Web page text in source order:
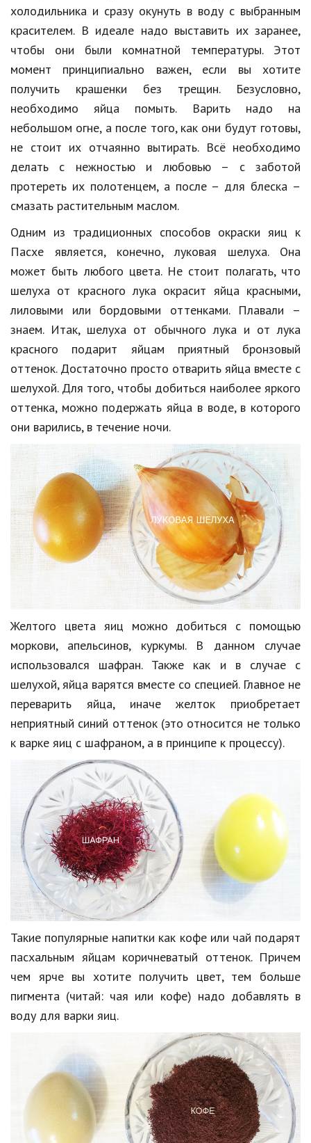
Спорт и фитнес
Психология и отношения
Творчество и рукоделие
Разное
Работа и бизнес
Животные
Еда и напитки
Праздники и подарки
Кинематограф
Домашние животные
Семья и дети
Путешествия
Строительство
Культура и общество
Мода и стиль
Бизнес
Хобби и развлечения
Финансы
Юриспруденция
Природа
Образование
Наука и технологии
холодильника и сразу окунуть в воду с выбранным
красителем. В идеале надо выставить их заранее,
чтобы они были комнатной температуры. Этот
момент принципиально важен, если вы хотите
получить крашенки без трещин. Безусловно,
необходимо яйца помыть. Варить надо на
небольшом огне, а после того, как они будут готовы,
не стоит их отчаянно вытирать. Всё необходимо
делать с нежностью и любовью – с заботой
протереть их полотенцем, а после – для блеска –
смазать растительным маслом.
Одним из традиционных способов окраски яиц к
Пасхе является, конечно, луковая шелуха. Она
может быть любого цвета. Не стоит полагать, что
шелуха от красного лука окрасит яйца красными,
лиловыми или бордовыми оттенками. Плавали –
знаем. Итак, шелуха от обычного лука и от лука
красного подарит яйцам приятный бронзовый
оттенок. Достаточно просто отварить яйца вместе с
шелухой. Для того, чтобы добиться наиболее яркого
оттенка, можно подержать яйца в воде, в которого
они варились, в течение ночи.
Желтого цвета яиц можно добиться с помощью
моркови, апельсинов, куркумы. В данном случае
использовался шафран. Также как и в случае с
шелухой, яйца варятся вместе со специей. Главное не
переварить яйца, иначе желток приобретает
неприятный синий оттенок (это относится не только
к варке яиц с шафраном, а в принципе к процессу).
Такие популярные напитки как кофе или чай подарят
пасхальным яйцам коричневатый оттенок. Причем
чем ярче вы хотите получить цвет, тем больше
пигмента (читай: чая или кофе) надо добавлять в
воду для варки яиц.